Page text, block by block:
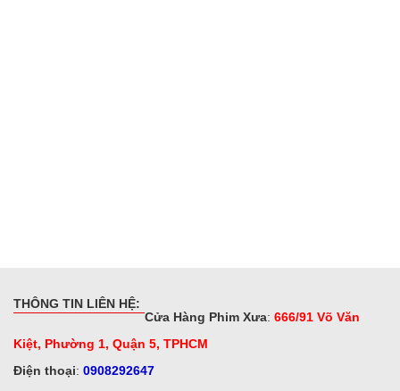
THÔNG TIN LIÊN HỆ:
Cửa Hàng Phim Xưa: 666/91 Võ Văn
Kiệt, Phường 1, Quận 5, TPHCM
Điện thoại: 0908292647